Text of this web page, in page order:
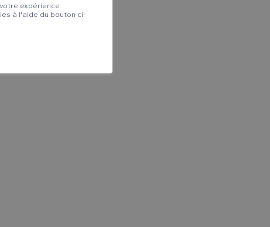
expérience
à l'aide du bouton ci-